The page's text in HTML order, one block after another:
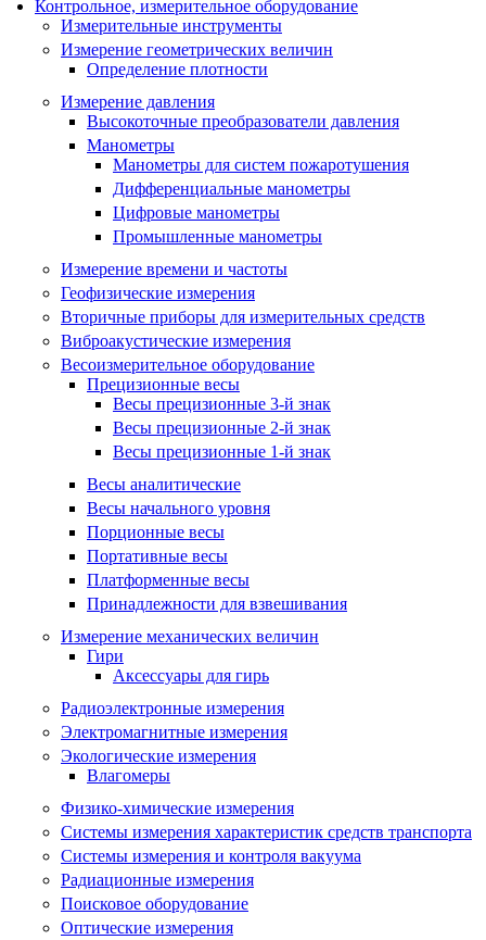
Контрольное, измерительное оборудование
Измерительные инструменты
Измерение геометрических величин
Определение плотности
Измерение давления
Высокоточные преобразователи давления
Манометры
Манометры для систем пожаротушения
Дифференциальные манометры
Цифровые манометры
Промышленные манометры
Измерение времени и частоты
Геофизические измерения
Вторичные приборы для измерительных средств
Виброакустические измерения
Весоизмерительное оборудование
Прецизионные весы
Весы прецизионные 3-й знак
Весы прецизионные 2-й знак
Весы прецизионные 1-й знак
Весы аналитические
Весы начального уровня
Порционные весы
Портативные весы
Платформенные весы
Принадлежности для взвешивания
Измерение механических величин
Гири
Аксессуары для гирь
Радиоэлектронные измерения
Электромагнитные измерения
Экологические измерения
Влагомеры
Физико-химические измерения
Системы измерения характеристик средств транспорта
Системы измерения и контроля вакуума
Радиационные измерения
Поисковое оборудование
Оптические измерения